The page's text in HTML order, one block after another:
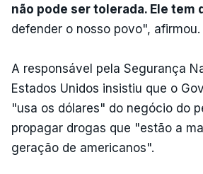
não pode ser tolerada. Ele tem
defender o nosso povo", afirmou.
A responsável pela Segurança
Estados Unidos insistiu que o
"usa os dólares" do negócio do
propagar drogas que "estão a
geração de americanos".